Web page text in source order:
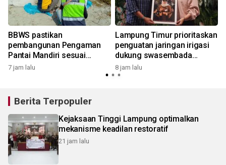
BBWS pastikan
pembangunan Pengaman
Pantai Mandiri sesuai
standar mutu
7 jam lalu
Lampung Timur prioritaskan
penguatan jaringan irigasi
dukung swasembada
pangan
8 jam lalu
Berita Terpopuler
Kejaksaan Tinggi Lampung optimalkan
mekanisme keadilan restoratif
21 jam lalu